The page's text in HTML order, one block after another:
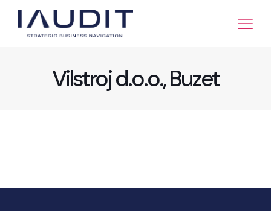
Vilstroj d.o.o., Buzet